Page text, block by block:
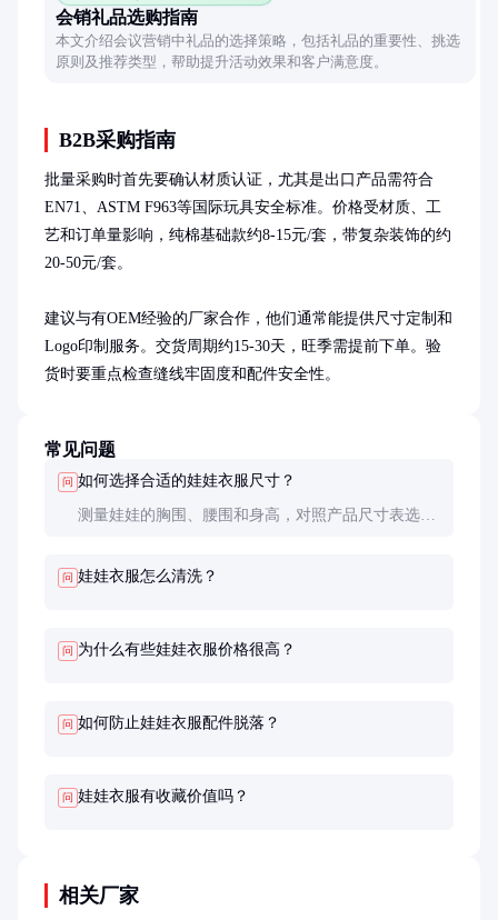
会销礼品选购指南
本文介绍会议营销中礼品的选择策略，包括礼品的重要性、挑选
原则及推荐类型，帮助提升活动效果和客户满意度。
B2B采购指南
批量采购时首先要确认材质认证，尤其是出口产品需符合
EN71、ASTM F963等国际玩具安全标准。价格受材质、工
艺和订单量影响，纯棉基础款约8-15元/套，带复杂装饰的约
20-50元/套。
建议与有OEM经验的厂家合作，他们通常能提供尺寸定制和
Logo印制服务。交货周期约15-30天，旺季需提前下单。验
货时要重点检查缝线牢固度和配件安全性。
常见问题
问 如何选择合适的娃娃衣服尺寸？
测量娃娃的胸围、腰围和身高，对照产品尺寸表选
问 娃娃衣服怎么清洗？
问 为什么有些娃娃衣服价格很高？
问 如何防止娃娃衣服配件脱落？
问 娃娃衣服有收藏价值吗？
相关厂家